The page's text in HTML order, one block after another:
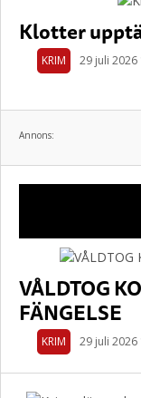
Klotter
KRIM 29 juli 2026
Annons:
VÅLDTOG
FÄNGELSE
KRIM 29 juli 2026